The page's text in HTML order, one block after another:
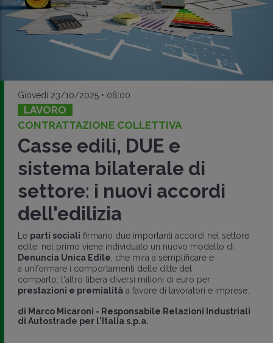
Giovedì 23/10/2025 • 06:00
LAVORO
CONTRATTAZIONE COLLETTIVA
Casse edili, DUE e
sistema bilaterale di
settore: i nuovi accordi
dell'edilizia
Le parti sociali firmano due importanti accordi nel settore
edile: nel primo viene individuato un nuovo modello di
Denuncia Unica Edile , che mira a semplificare e
a uniformare i comportamenti delle ditte del
comparto; l'altro libera diversi milioni di euro per
prestazioni e premialitàa favore di lavoratori e imprese.
di Marco Micaroni - Responsabile Relazioni Industriali
di Autostrade per l'Italia s.p.a.